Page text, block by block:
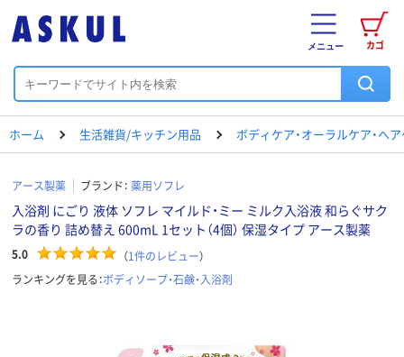
カゴ
メニュー
ホーム 生活雑貨/キッチン用品 ボディケア・オーラルケア・ヘ
アース製薬 ブランド： 薬用ソフレ
入浴剤 にごり 液体 ソフレ マイルド・ミー ミルク入浴液 和らぐサク
ラの香り 詰め替え 600mL 1セット（4個） 保湿タイプ アース製薬
5.0 （1件のレビュー）
ランキングを見る：ボディソープ・石鹸・入浴剤